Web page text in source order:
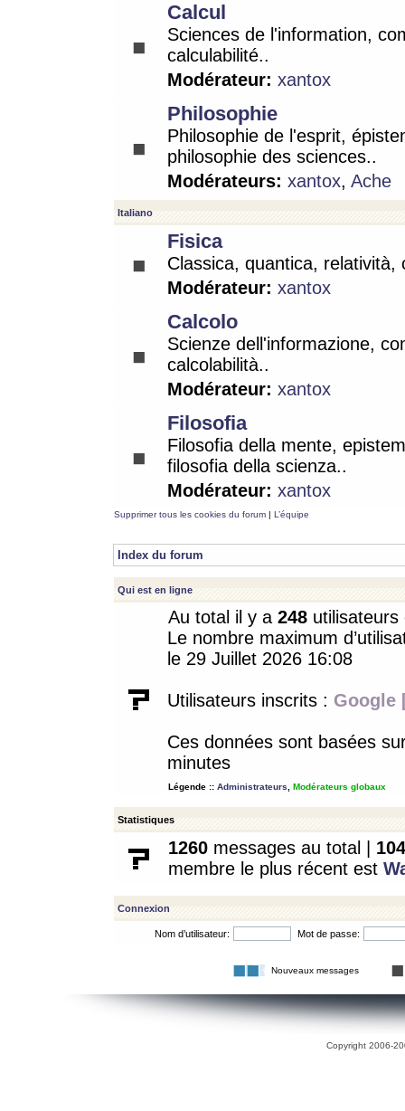
Calcul
Sciences de l'information,
calculabilité..
Modérateur: xantox
Philosophie
Philosophie de l'esprit,
philosophie des sciences..
Modérateurs: xantox, Ache
Italiano
Fisica
Classica, quantica, relatività,
Modérateur: xantox
Calcolo
Scienze dell'informazione,
calcolabilità..
Modérateur: xantox
Filosofia
Filosofia della mente,
filosofia della scienza..
Modérateur: xantox
Supprimer tous les cookies du forum | L’équipe
Index du forum
Qui est en ligne
Au total il y a 248
Le nombre maximum
le 29 Juillet 2026 16:08
Utilisateurs inscrits : Google
Ces données sont basées
minutes
Légende :: Administrateurs Modérateurs globaux
Statistiques
1260 messages au total | 104
membre le plus récent est
Connexion
Nom d’utilisateur: Mot de passe:
Nouveaux messages
Copyright 2006-